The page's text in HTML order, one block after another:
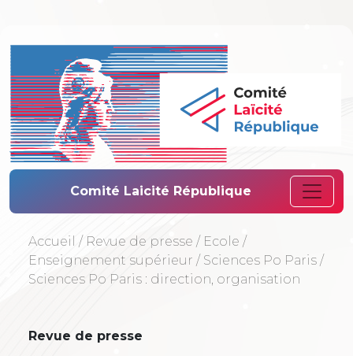
Comité Laïcité
Comité Laicité République
Accueil / Revue de presse / Ecole /
Enseignement supérieur / Sciences Po Paris /
Sciences Po Paris : direction, organisation
Revue de presse